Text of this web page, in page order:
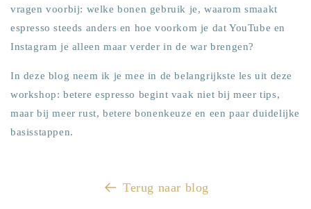
vragen voorbij: welke bonen gebruik je, waarom smaakt
espresso steeds anders en hoe voorkom je dat YouTube en
Instagram je alleen maar verder in de war brengen?
In deze blog neem ik je mee in de belangrijkste les uit deze
workshop: betere espresso begint vaak niet bij meer tips,
maar bij meer rust, betere bonenkeuze en een paar duidelijke
basisstappen.
Terug naar blog